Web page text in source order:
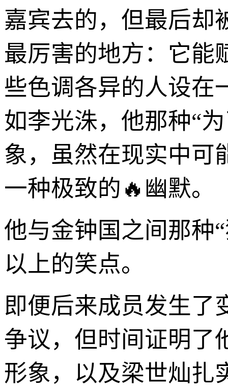
嘉宾去的，但最后却
最厉害的地方：它能
些色调各异的人设在
如李光洙，他那种“
象，虽然在现实中可
一种极致的🔥幽默。
他与金钟国之间那种
以上的笑点。
即便后来成员发生了
争议，但时间证明了
形象，以及梁世灿扎